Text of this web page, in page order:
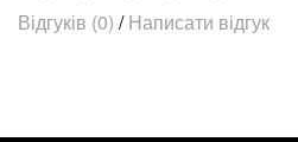
Відгуків (0) /Написати відгук